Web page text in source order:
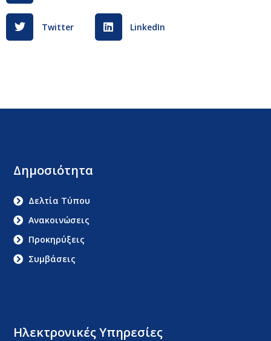
Twitter LinkedIn
Ηλεκτρονικές Υπηρεσίες
Δημοσιότητα
Δελτία Τύπου
Ανακοινώσεις
Προκηρύξεις
Συμβάσεις